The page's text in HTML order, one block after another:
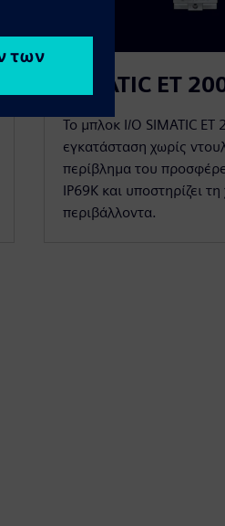
SIMATIC ET
Το μπλοκ I/O SIMATIC ET
εγκατάσταση χωρίς
περίβλημα του
IP69K και υποστηρίζει
περιβάλλοντα.